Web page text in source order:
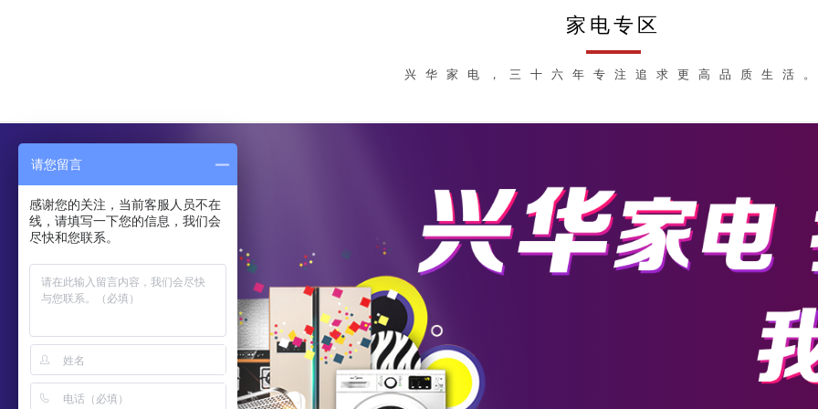
家电专区
​兴华家电， 三十六年专注追求更高品质生活
请您留言
感谢您的关注，当前客服人员不在
线，请填写一下您的信息，我们会
尽快和您联系。